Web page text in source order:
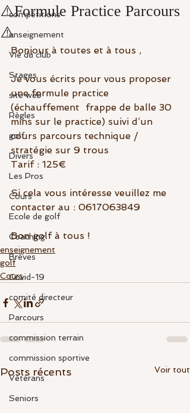
compétitions
enseignement
Vie du club
Stages
site web
Règles
golf
Divers
Les Pros
Cours
Ecole de golf
Coaching
Brèves
Covid-19
comité directeur
Parcours
commission terrain
commission sportive
Vétérans
Seniors
⚠️Formule Practice Parcours
⚠️
Bonjour à toutes et à tous ,
Je vous écrits pour vous proposer
une formule practice
(échauffement  frappe de balle 30
mins sur le practice) suivi d’un
cours parcours technique /
stratégie sur 9 trous
Tarif : 125€
Si cela vous intéresse veuillez me
contacter au : 0617063849
Bon golf à tous !
enseignement
golf
Cours
Posts récents Voir tout